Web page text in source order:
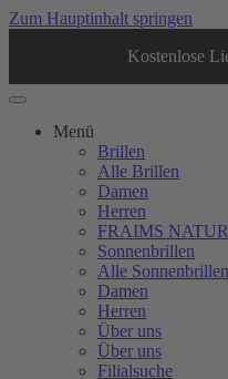
Zum Hauptinhalt springen
Kostenlose
Menü
Brillen
Alle Brillen
Damen
Herren
FRAIMS
Sonnenbrillen
Alle Sonnenbrillen
Damen
Herren
Über uns
Über uns
Filialsuche